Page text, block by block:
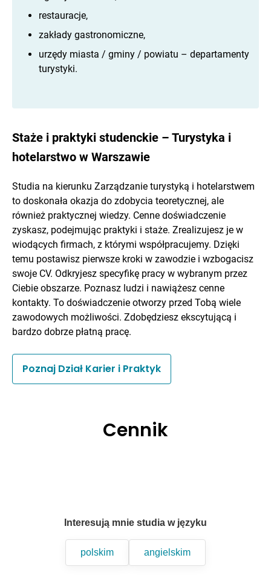
restauracje,
zakłady gastronomiczne,
urzędy miasta / gminy / powiatu – departamenty
turystyki.
Staże i praktyki studenckie – Turystyka i
hotelarstwo w Warszawie
Studia na kierunku Zarządzanie turystyką i hotelarstwem
to doskonała okazja do zdobycia teoretycznej, ale
również praktycznej wiedzy. Cenne doświadczenie
zyskasz, podejmując praktyki i staże. Zrealizujesz je w
wiodących firmach, z którymi współpracujemy. Dzięki
temu postawisz pierwsze kroki w zawodzie i wzbogacisz
swoje CV. Odkryjesz specyfikę pracy w wybranym przez
Ciebie obszarze. Poznasz ludzi i nawiążesz cenne
kontakty. To doświadczenie otworzy przed Tobą wiele
zawodowych możliwości. Zdobędziesz ekscytującą i
bardzo dobrze płatną pracę.
Poznaj Dział Karier i Praktyk
Cennik
Interesują mnie studia w języku
polskim angielskim